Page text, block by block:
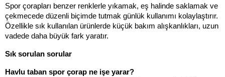
Spor çorapları benzer renklerle yıkamak, eş halinde saklamak ve
çekmecede düzenli biçimde tutmak günlük kullanımı kolaylaştırır.
Özellikle sık kullanılan ürünlerde küçük bakım alışkanlıkları, uzun
vadede daha büyük fark yaratır.
Sık sorulan sorular
Havlu taban spor çorap ne işe yarar?